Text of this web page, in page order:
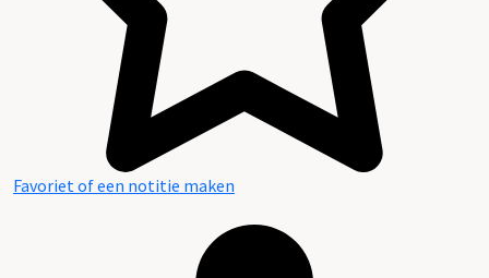
Inventaris
Favoriet of een notitie maken